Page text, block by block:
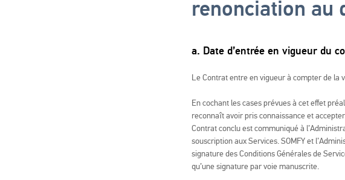
renonciation au
a. Date d’entrée en vigueur du
Le Contrat entre en vigueur à compter de la
En cochant les cases prévues à cet effet
reconnaît avoir pris connaissance et
Contrat conclu est communiqué à
souscription aux Services. SOMFY et
signature des Conditions Générales de
qu’une signature par voie manuscrite.